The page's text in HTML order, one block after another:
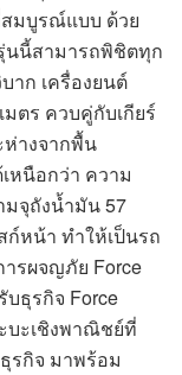
สมบูรณ์แบบ ด้วย
นนี้สามารถพิชิตทุก
าก เครื่องยนต์
มตร ควบคู่กับเกียร์
ห่างจากพื้น
หนือกว่า ความ
มจุถังน้ำมัน 57
ก์หน้า ทำให้เป็นรถ
รผจญภัย Force
บธุรกิจ Force
บะเชิงพาณิชย์ที่
รกิจ มาพร้อม